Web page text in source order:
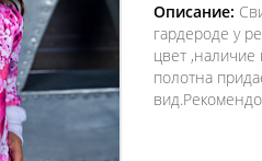
Описание:
гардероде у
цвет ,наличие
полотна